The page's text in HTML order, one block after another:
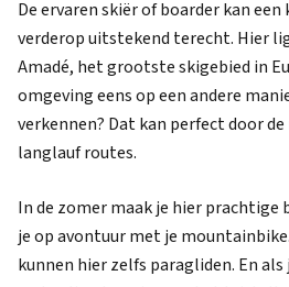
De ervaren skiër of boarder kan
verderop uitstekend terecht. Hier
Amadé, het grootste skigebied in
omgeving eens op een andere
verkennen? Dat kan perfect door
langlauf routes.
In de zomer maak je hier
je op avontuur met je
kunnen hier zelfs paragliden. En